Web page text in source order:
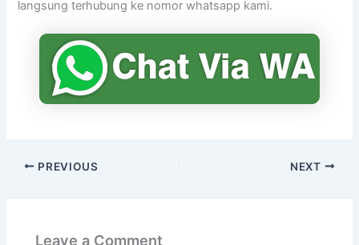
langsung terhubung ke nomor whatsapp kami.
PREVIOUS NEXT
Leave a Comment